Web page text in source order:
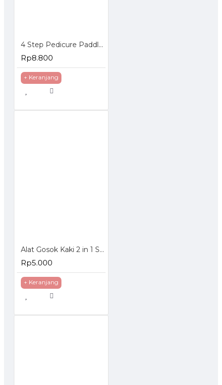
4 Step Pedicure Paddle Sikat Penghalus Kulit Mati Tumit Telapak Kaki
Rp8.800
+ Keranjang
Alat Gosok Kaki 2 in 1 Step Penghalus Tumit Kaki
Rp5.000
+ Keranjang